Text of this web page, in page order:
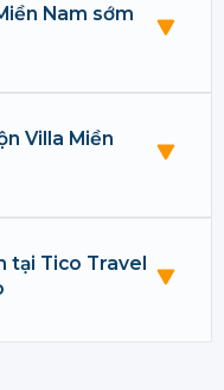
Nam sớm
Villa Miền
tại Tico Travel